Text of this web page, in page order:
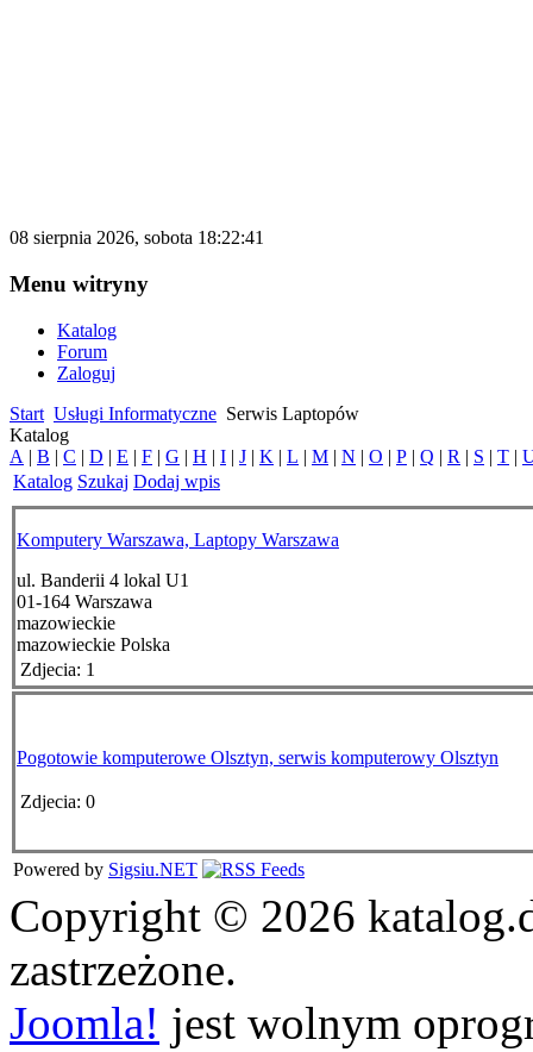
08 sierpnia 2026, sobota 18:22:41
Menu witryny
Katalog
Forum
Zaloguj
Start Usługi Informatyczne Serwis Laptopów
Katalog
A | B | C | D | E | F | G | H | I | J | K | L | M | N | O | P | Q | R | S | T |
Katalog Szukaj Dodaj wpis
Komputery Warszawa, Laptopy Warszawa
ul. Banderii 4 lokal U1
01-164 Warszawa
mazowieckie
mazowieckie Polska
Zdjecia: 1
Pogotowie komputerowe Olsztyn, serwis komputerowy Olsztyn
Zdjecia: 0
Powered by Sigsiu.NET
Copyright © 2026
zastrzeżone.
Joomla! jest wolnym